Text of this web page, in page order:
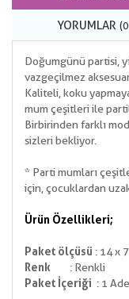
YORUMLAR
Doğumgünü partisi,
vazgeçilmez
Kaliteli, koku
mum çeşitleri ile
Birbirinden farklı
sizleri bekliyor.
* Parti mumları
için, çocuklardan uzak
Ürün Özellikleri;
Paket ölçüsü : 14 x
Renk
: Renkli
Paket İçeriği : 1